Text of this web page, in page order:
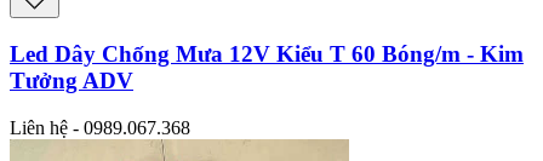
Led Dây Chống Mưa 12V Kiểu T 60 Bóng/m - Kim
Tưởng ADV
Liên hệ - 0989.067.368